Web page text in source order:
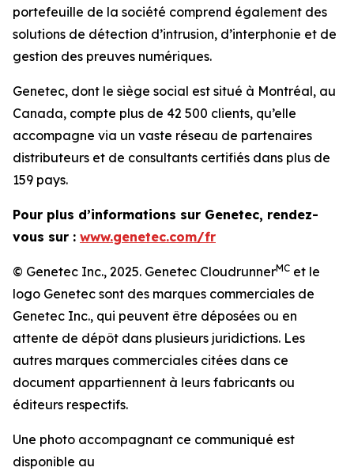
portefeuille de la société comprend également des
solutions de détection d’intrusion, d’interphonie et de
gestion des preuves numériques.
Genetec, dont le siège social est situé à Montréal, au
Canada, compte plus de 42 500 clients, qu’elle
accompagne via un vaste réseau de partenaires
distributeurs et de consultants certifiés dans plus de
159 pays.
Pour plus d’informations sur Genetec, rendez-
vous sur : www.genetec.com/fr
© Genetec Inc., 2025. Genetec CloudrunnerMC et le
logo Genetec sont des marques commerciales de
Genetec Inc., qui peuvent être déposées ou en
attente de dépôt dans plusieurs juridictions. Les
autres marques commerciales citées dans ce
document appartiennent à leurs fabricants ou
éditeurs respectifs.
Une photo accompagnant ce communiqué est
disponible au